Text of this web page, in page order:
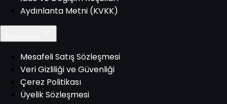
Aydınlanta Metni (KVKK)
Mesafeli Satış Sözleşmesi
Veri Gizliliği ve Güvenliği
Çerez Politikası
Üyelik Sözleşmesi